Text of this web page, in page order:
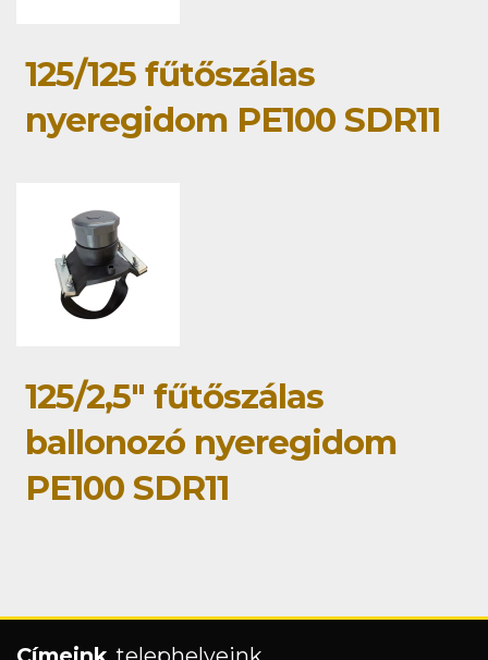
125/125 fűtőszálas
nyeregidom PE100 SDR11
125/2,5" fűtőszálas
ballonozó nyeregidom
PE100 SDR11